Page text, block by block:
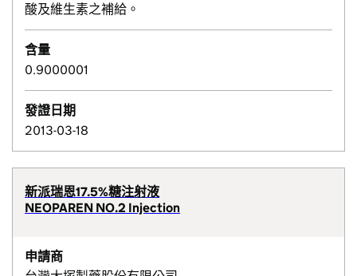
酸及維生素之補給。
含量
0.9000001
發證日期
2013-03-18
新派瑞恩17.5%糖注射液
NEOPAREN NO.2 Injection
申請商